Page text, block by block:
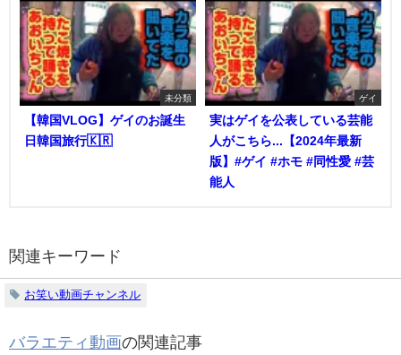
未分類
【韓国VLOG】ゲイのお誕生
日韓国旅行🇰🇷
ゲイ
実はゲイを公表している芸能
人がこちら...【2024年最新
版】#ゲイ #ホモ #同性愛 #芸
能人
関連キーワード
お笑い動画チャンネル
バラエティ動画の関連記事